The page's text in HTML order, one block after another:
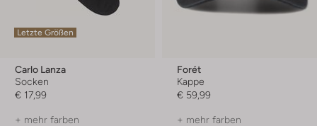
Letzte Größen
Carlo Lanza
Socken
€ 17,99
+ mehr farben
Forét
Kappe
€ 59,99
+ mehr farben